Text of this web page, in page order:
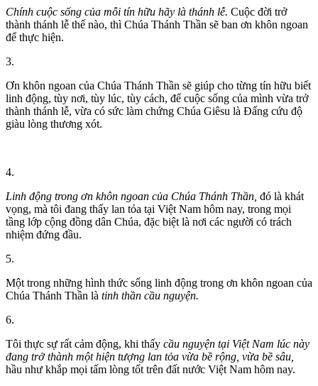
Chính cuộc sống của mỗi tín hữu hãy là thánh lễ. Cuộc đời trở
thành thánh lễ thế nào, thì Chúa Thánh Thần sẽ ban ơn khôn ngoan
để thực hiện.
3.
Ơn khôn ngoan của Chúa Thánh Thần sẽ giúp cho từng tín hữu biết
linh động, tùy nơi, tùy lúc, tùy cách, để cuộc sống của mình vừa trở
thành thánh lễ, vừa có sức làm chứng Chúa Giêsu là Đấng cứu độ
giàu lòng thương xót.
4.
Linh động trong ơn khôn ngoan của Chúa Thánh Thần, đó là khát
vọng, mà tôi đang thấy lan tỏa tại Việt Nam hôm nay, trong mọi
tầng lớp cộng đồng dân Chúa, đặc biệt là nơi các người có trách
nhiệm đứng đầu.
5.
Một trong những hình thức sống linh động trong ơn khôn ngoan của
Chúa Thánh Thần là tinh thần cầu nguyện.
6.
Tôi thực sự rất cảm động, khi thấy cầu nguyện tại Việt Nam lúc này
đang trở thành một hiện tượng lan tỏa vừa bề rộng, vừa bề sâu,
hầu như khắp mọi tấm lòng tốt trên đất nước Việt Nam hôm nay.